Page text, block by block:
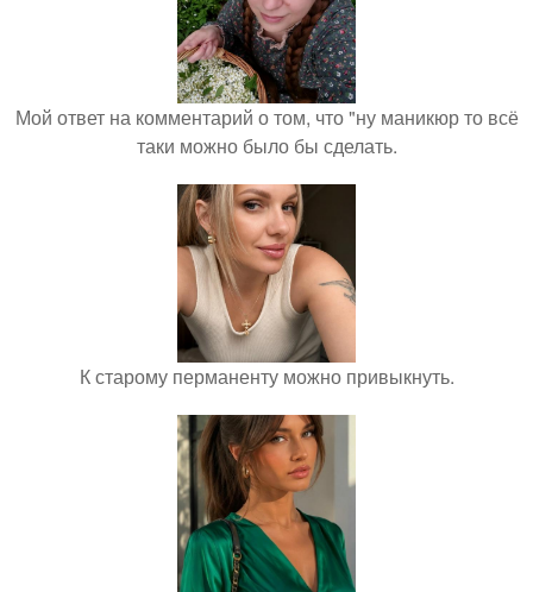
Мой ответ на комментарий о том, что "ну маникюр то всё
таки можно было бы сделать.
К старому перманенту можно привыкнуть.